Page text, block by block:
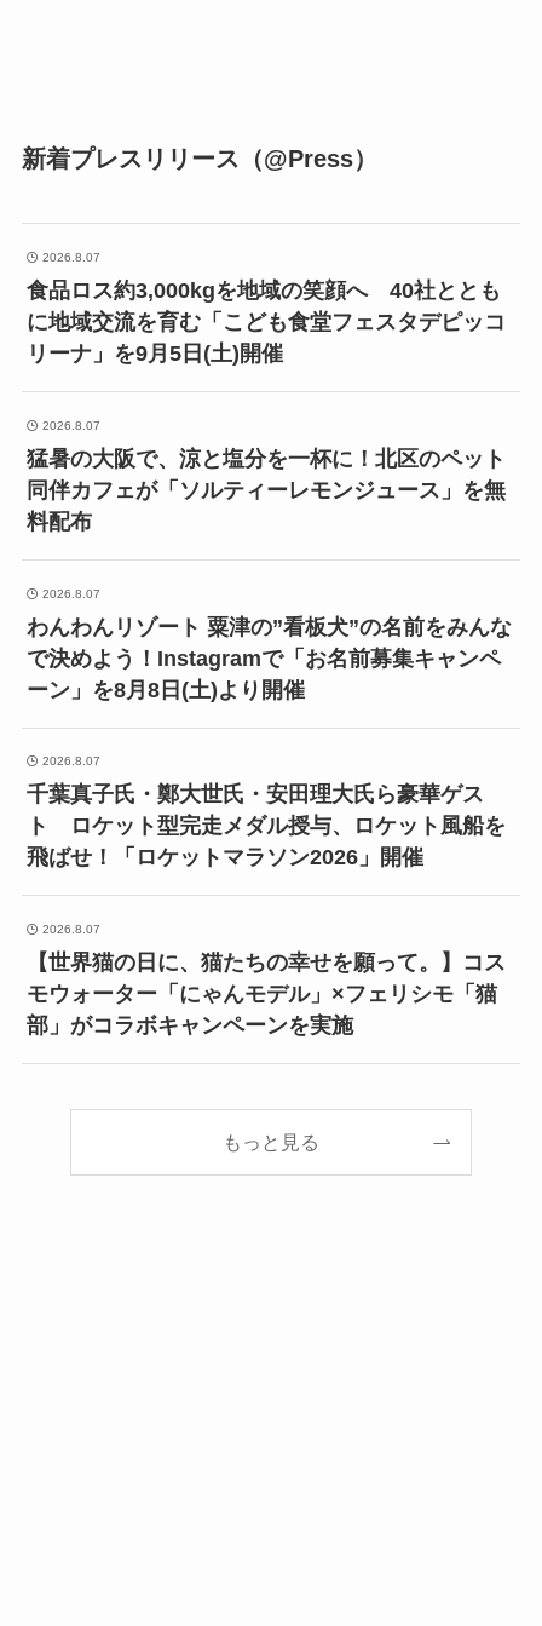
新着プレスリリース（@Press）
2026.8.07
食品ロス約3,000kgを地域の笑顔へ 40社ととも
に地域交流を育む「こども食堂フェスタデピッコ
リーナ」を9月5日(土)開催
2026.8.07
猛暑の大阪で、涼と塩分を一杯に！北区のペット
同伴カフェが「ソルティーレモンジュース」を無
料配布
2026.8.07
わんわんリゾート 粟津の”看板犬”の名前をみんな
で決めよう！Instagramで「お名前募集キャンペ
ーン」を8月8日(土)より開催
2026.8.07
千葉真子氏・鄭大世氏・安田理大氏ら豪華ゲス
ト ロケット型完走メダル授与、ロケット風船を
飛ばせ！「ロケットマラソン2026」開催
2026.8.07
【世界猫の日に、猫たちの幸せを願って。】コス
モウォーター「にゃんモデル」×フェリシモ「猫
部」がコラボキャンペーンを実施
もっと見る